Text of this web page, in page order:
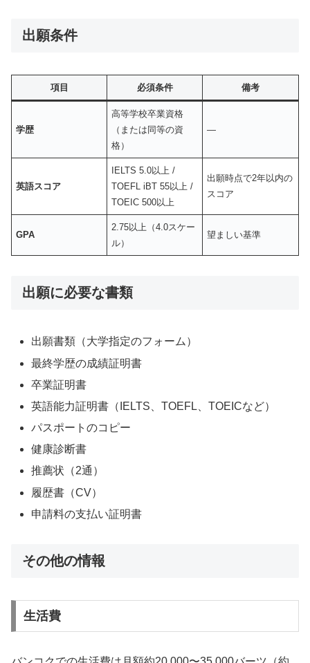
出願条件
項目 必須条件 備考
学歴
高等学校卒業資格
（または同等の資
格）
—
英語スコア
IELTS 5.0以上 /
TOEFL iBT 55以上 /
TOEIC 500以上
出願時点で2年以内の
スコア
GPA
2.75以上（4.0スケー
ル）
望ましい基準
出願に必要な書類
出願書類（大学指定のフォーム）
最終学歴の成績証明書
卒業証明書
英語能力証明書（IELTS、TOEFL、TOEICなど）
パスポートのコピー
健康診断書
推薦状（2通）
履歴書（CV）
申請料の支払い証明書
その他の情報
生活費